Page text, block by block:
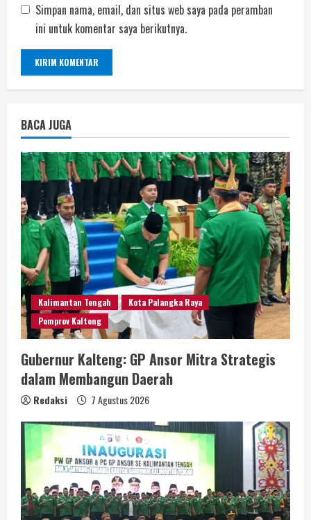
Simpan nama, email, dan situs web saya pada peramban
ini untuk komentar saya berikutnya.
BACA JUGA
Kalimantan Tengah
Kota Palangka Raya
Pemprov Kalteng
Gubernur Kalteng: GP Ansor Mitra Strategis
dalam Membangun Daerah
Redaksi 7 Agustus 2026